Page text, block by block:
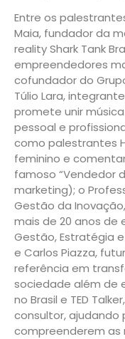
Entre os
Maia, fundador da
reality Shark Tank
empreendedores
cofundador do
Túlio Lara,
promete unir
pessoal e
como palestrantes
feminino e
famoso “Vendedor
marketing); o
Gestão da
mais de 20 anos de
Gestão, Estratégia
e Carlos Piazza,
referência em
sociedade além de
no Brasil e TED
consultor, ajudando
compreenderem as